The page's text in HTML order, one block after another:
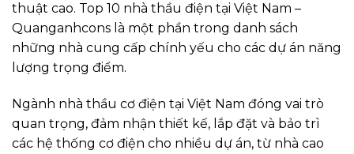
thuật cao. Top 10 nhà thầu điện tại Việt Nam –
Quanganhcons là một phần trong danh sách
những nhà cung cấp chính yếu cho các dự án năng
lượng trọng điểm.
Ngành nhà thầu cơ điện tại Việt Nam đóng vai trò
quan trọng, đảm nhận thiết kế, lắp đặt và bảo trì
các hệ thống cơ điện cho nhiều dự án, từ nhà cao